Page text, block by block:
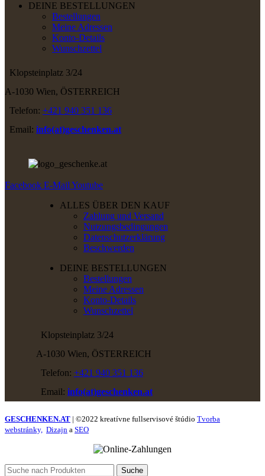
DEINE BESTELLUNGEN
Bestellungen
Meine Adressen
Konto-Details
Wunschzettel
Klopsteinplatz 3/24
A-1030 Wien, ÖSTERREICH
Telefon: +421 940 351 136
Email: info(at)geschenken.at
Facebook E-Mail Youtube
ALLES ÜBER DEN KAUF
Zahlung und Versand
Nutzungsbedingungen
Datenschutzerklärung
Beschwerden
DEINE BESTELLUNGEN
Bestellungen
Meine Adressen
Konto-Details
Wunschzettel
Klopsteinplatz 3/24
A-1030 Wien, ÖSTERREICH
Telefon: +421 940 351 136
Email: info(at)geschenken.at
GESCHENKEN.AT | ©2022 kreatívne fullservisové štúdio Tvorba
webstránky, Dizajn a SEO
Suche